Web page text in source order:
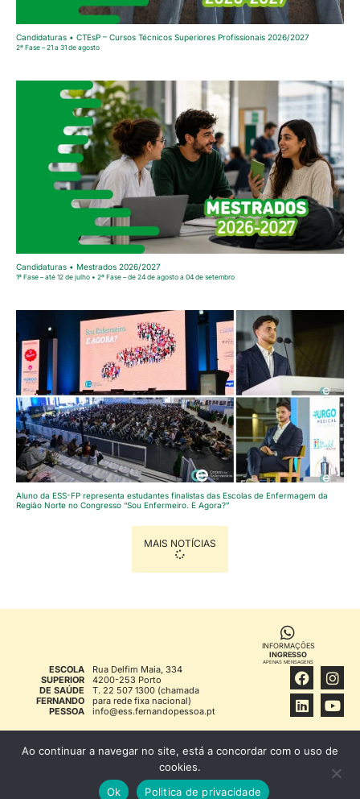
Candidaturas • CTEsP – Cursos Técnicos Superiores Profissionais 2026/2027
2ª Fase – 21 a 31 de agosto
Candidaturas • Mestrados 2026/2027
1ª Fase – até 12 de julho • 2ª Fase – de 24 de agosto a 04 de setembro
Aluno da ESS-FP representa estudantes finalistas das Escolas de Enfermagem da
Região Norte no Congresso “Sou Enfermeiro. E Agora?”
MAIS NOTÍCIAS
ESCOLA
SUPERIOR
DE SAÚDE
FERNANDO
PESSOA
Rua Delfim Maia, 334
4200-253 Porto
T. 22 507 1300 (chamada
para rede fixa nacional)
info@ess.fernandopessoa.pt
INFORMAÇÕES
INGRESSO
APENAS MENSAGENS
FFP © 1994 INFORMAÇÃO LEGAL
Ao continuar a navegar no site, está a concordar com o uso de
cookies.
Ok
Politica de privacidade